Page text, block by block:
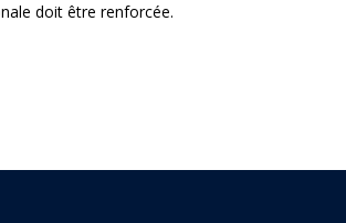
doit être renforcée.